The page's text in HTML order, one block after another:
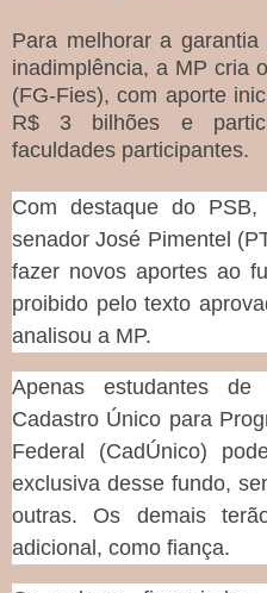
Para melhorar a
inadimplência, a MP cria
(FG-Fies), com aporte
R$ 3 bilhões e
faculdades participantes.
Com destaque do
senador José Pimentel
fazer novos aportes ao
proibido pelo texto
analisou a MP.
Apenas estudantes de
Cadastro Único para
Federal (CadÚnico)
exclusiva desse fundo,
outras. Os demais
adicional, como fiança.